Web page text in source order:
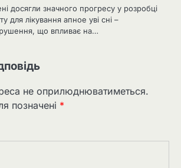
досягли значного прогресу у розробці
для лікування апное уві сні –
що впливає на…
не оприлюднюватиметься.
позначені *